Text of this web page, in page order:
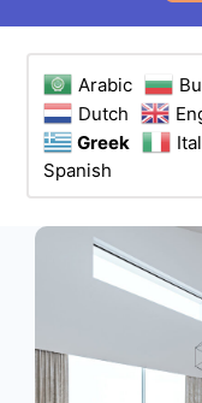
Arabic
Dutch
Greek
Spanish